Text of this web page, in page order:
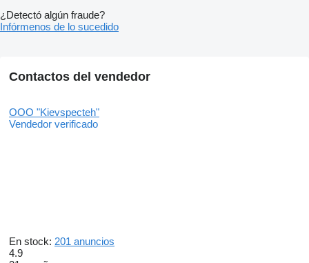
¿Detectó algún fraude?
Infórmenos de lo sucedido
Contactos del vendedor
OOO "Kievspecteh"
Vendedor verificado
En stock: 201 anuncios
4.9